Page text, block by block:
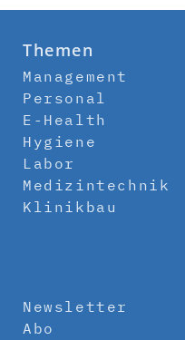
Themen
Management
Personal
E-Health
Hygiene
Labor
Medizintechnik
Klinikbau
Newsletter
Abo